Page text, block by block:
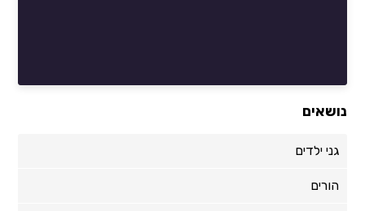
נושאים
גני ילדים
הורים